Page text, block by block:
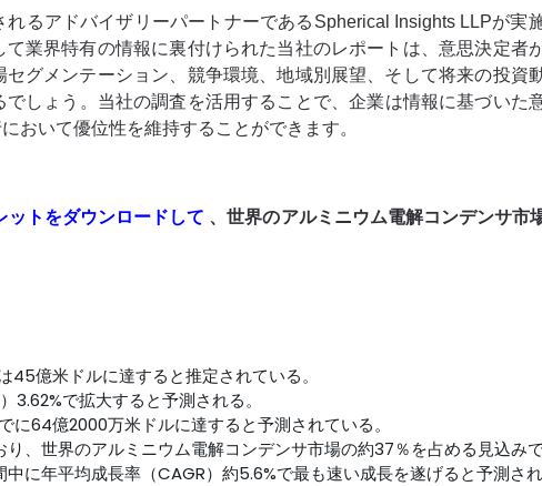
るアドバイザリーパートナーであるSpherical Insights LLPが実
業界特有の情報に裏付けられた当社のレポートは、意思決定者
グメンテーション、競争環境、地域別展望、そして将来の投資
しょう。当社の調査を活用することで、企業は情報に基づいた
おいて優位性を維持することができます。
ットをダウンロードして 、世界のアルミニウム電解コンデンサ市
億米ドルに達すると推定されている。
で拡大すると予測される。
64億2000万米ドルに達すると予測されている。
、世界のアルミニウム電解コンデンサ市場の約37％を占める見込みで
に年平均成長率（CAGR）約5.6%で最も速い成長を遂げると予測され